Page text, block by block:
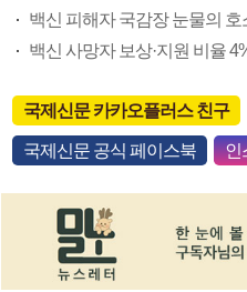
백신 사망자 보상·지원 비율
국제신문 카카오플러스 친구
국제신문 공식 페이스북 인